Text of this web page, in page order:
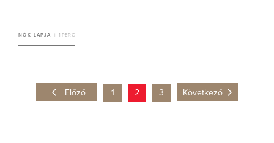
NŐK LAPJA 1 PERC
Előző 1 2 3 Következő